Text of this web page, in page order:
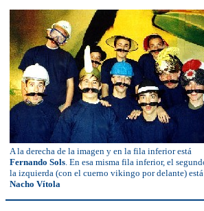
A la derecha de la imagen y en la fila inferior está
Fernando Sols. En esa misma fila inferior, el
la izquierda (con el cuerno vikingo por delante) está
Nacho Vítola